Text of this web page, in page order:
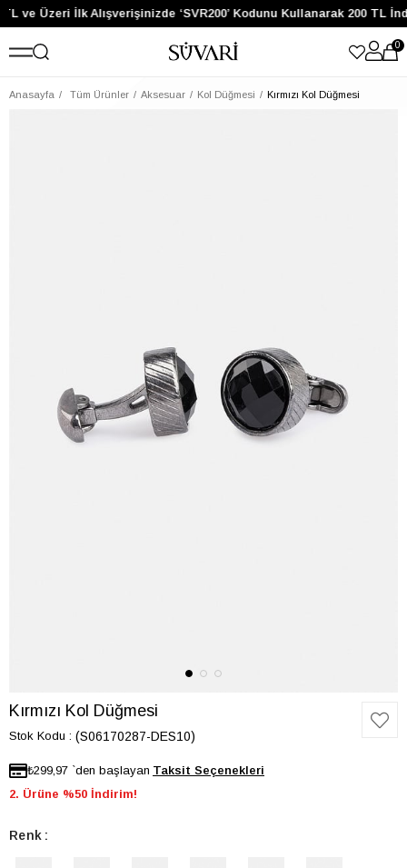
ve Üzeri İlk Alışverişinizde ‘SVR200’ Kodunu Kullanarak 200 TL
0
Anasayfa Tüm Ürünler Aksesuar Kol Düğmesi Kırmızı Kol Düğmesi
Kırmızı Kol Düğmesi
Stok Kodu (S06170287-DES10)
₺299,97 `den başlayan
2. Ürüne %50 İndirim!
Renk